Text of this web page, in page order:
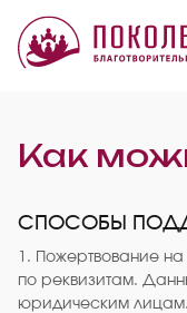
Как
СПОСОБЫ
1. Пожертвование
по реквизитам.
юридическим лицам.